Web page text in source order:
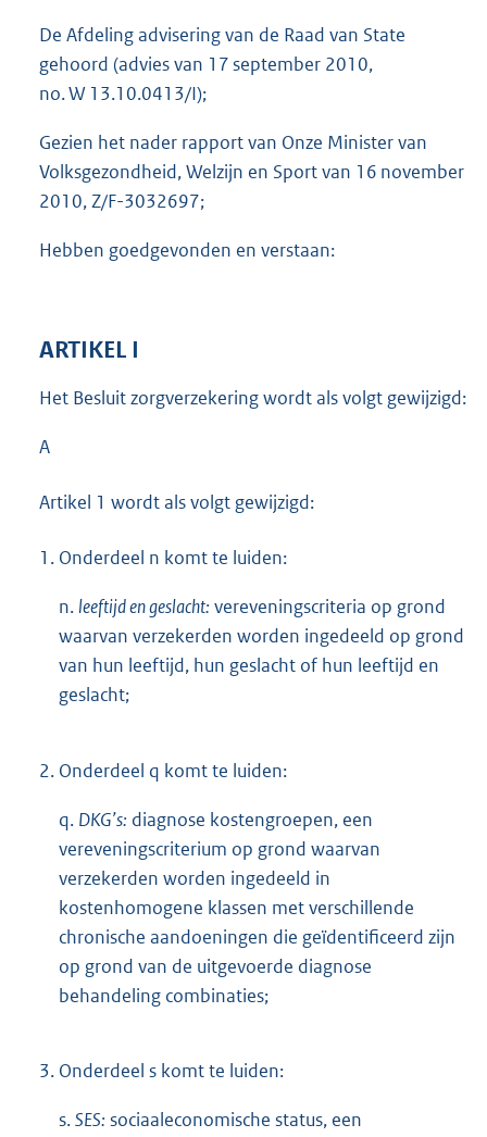
De Afdeling advisering van de Raad van State
gehoord (advies van 17 september 2010,
no. W 13.10.0413/I);
Gezien het nader rapport van Onze Minister van
Volksgezondheid, Welzijn en Sport van 16 november
2010, Z/F-3032697;
Hebben goedgevonden en verstaan:
ARTIKEL I
Het Besluit zorgverzekering wordt als volgt gewijzigd:
A
Artikel 1 wordt als volgt gewijzigd:
1. Onderdeel n komt te luiden:
n. leeftijd en geslacht: vereveningscriteria op grond
waarvan verzekerden worden ingedeeld op grond
van hun leeftijd, hun geslacht of hun leeftijd en
geslacht;
2. Onderdeel q komt te luiden:
q. DKG’s: diagnose kostengroepen, een
vereveningscriterium op grond waarvan
verzekerden worden ingedeeld in
kostenhomogene klassen met verschillende
chronische aandoeningen die geïdentificeerd zijn
op grond van de uitgevoerde diagnose
behandeling combinaties;
3. Onderdeel s komt te luiden:
s.SES: sociaaleconomische status, een